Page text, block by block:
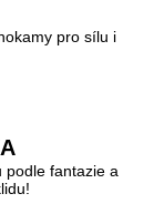
pro sílu i
podle fantazie a